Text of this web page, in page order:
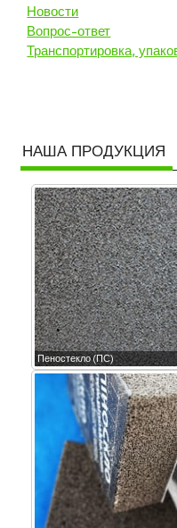
Новости
Вопрос-ответ
Транспортировка,
НАША ПРОДУКЦИЯ
Пеностекло (ПС)